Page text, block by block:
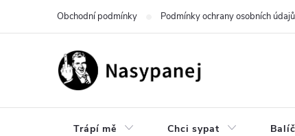
Obchodní podmínky Podmínky ochrany osobních údajů
Trápí mě Chci sypat